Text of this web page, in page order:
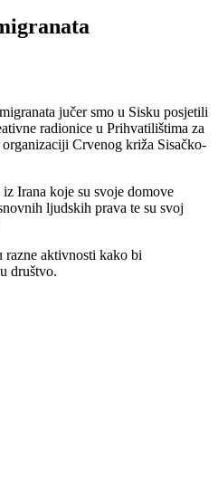
jučer smo u Sisku posjetili
radionice u Prihvatilištima za
Crvenog križa Sisačko-
Irana koje su svoje domove
ljudskih prava te su svoj
aktivnosti kako bi
društvo.